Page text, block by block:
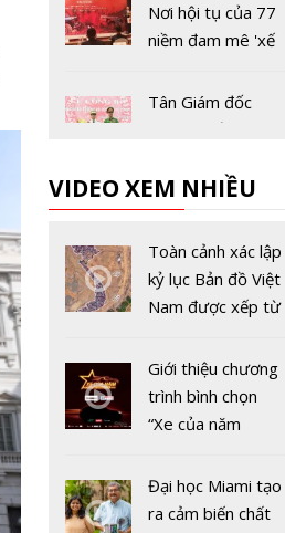
Nơi hội tụ của 77
niềm đam mê 'xế
Tân Giám đốc
Công an tỉnh Thái
nhiệm là ai?
Cao Bằng mới
được bổ nhiệm là
ai?
Tân Tổng Giám
đốc Kho bạc Nhà
VIDEO XEM NHIỀU
Toàn cảnh xác lập
kỷ lục Bản đồ Việt
Nam được xếp từ
năm 2022
Giới thiệu chương
trình bình chọn
“Xe của năm
Đại học Miami tạo
ra cảm biến chất